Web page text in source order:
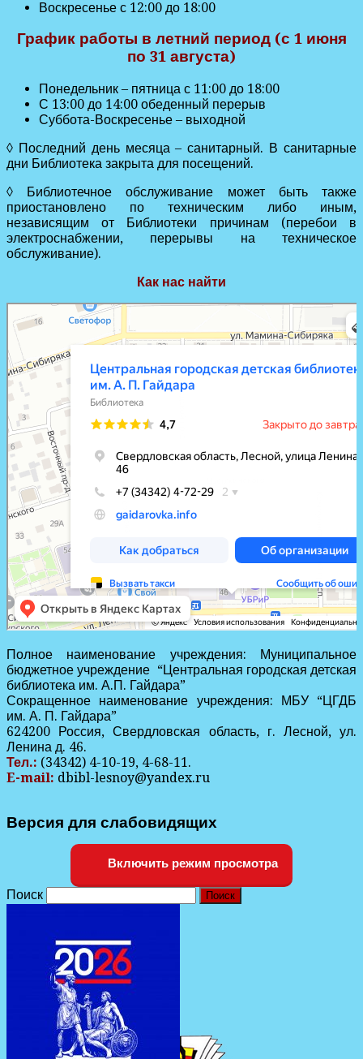
Воскресенье с 12:00 до 18:00
График работы в летний период (с 1 июня
по 31 августа)
Понедельник – пятница с 11:00 до 18:00
С 13:00 до 14:00 обеденный перерыв
Суббота-Воскресенье – выходной
◊ Последний день месяца – санитарный. В санитарные
дни Библиотека закрыта для посещений.
◊ Библиотечное обслуживание может быть также
приостановлено по техническим либо иным,
независящим от Библиотеки причинам (перебои в
электроснабжении, перерывы на техническое
обслуживание).
Как нас найти
Центральная городская детская библиотека им. А. П. Гайдара
Библиотека в Лесном
Библиотека в Лесном
Полное наименование учреждения: Муниципальное
бюджетное учреждение “Центральная городская детская
библиотека им. А.П. Гайдара”
Сокращенное наименование учреждения: МБУ “ЦГДБ
им. А. П. Гайдара”
624200 Россия, Свердловская область, г. Лесной, ул.
Ленина д. 46.
Тел.: (34342) 4-10-19, 4-68-11.
E-mail: dbibl-lesnoy@yandex.ru
Библиотека в Лесном
Библиотека в Лесном
Версия для слабовидящих
Включить режим просмотра
Поиск